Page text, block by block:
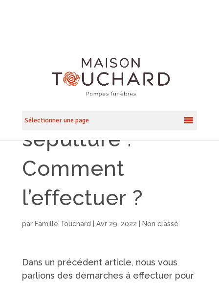
Sélectionner une page
sépulture :
Comment
l’effectuer ?
par Famille Touchard Avr 29, 2022 Non classé
Dans un précédent article, nous vous
parlions des démarches à effectuer pour